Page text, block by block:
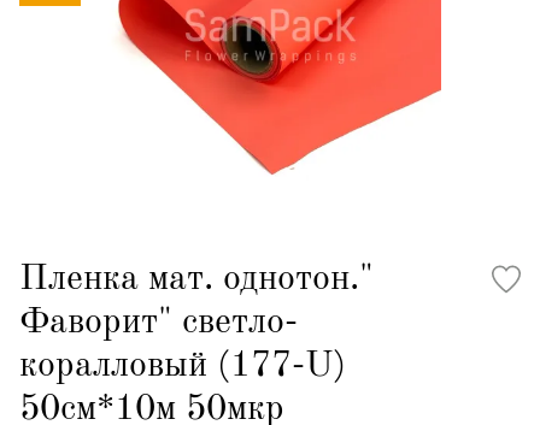
Пленка мат. однотон."
Фаворит" светло-
коралловый (177-U)
50см*10м 50мкр